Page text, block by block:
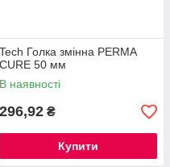
Tech Голка змінна PERMA
CURE 50 мм
В наявності
296,92 ₴
Купити